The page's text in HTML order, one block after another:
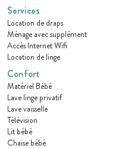
Services
Location de draps
Ménage avec supplément
Accès Internet Wifi
Location de linge
Confort
Matériel Bébé
Lave linge privatif
Lave vaisselle
Télévision
Lit bébé
Chaise bébé